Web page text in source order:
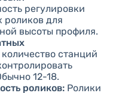
регулировки
для
высоты профиля.
станций
12-18.
роликов:Ролики